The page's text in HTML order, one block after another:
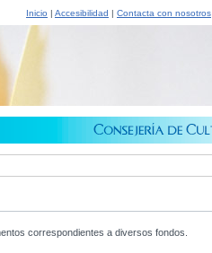
Inicio | Accesibilidad | Contacta con nosotros
correspondientes a diversos fondos.